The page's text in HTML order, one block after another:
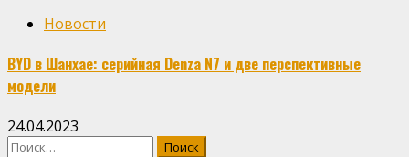
Новости
BYD в Шанхае: серийная Denza N7 и две перспективные
модели
24.04.2023
Найти: